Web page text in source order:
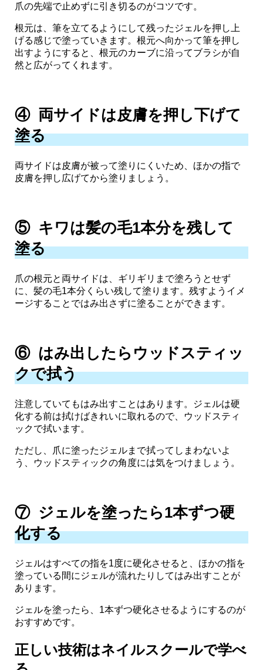
爪の先端で止めずに引き切るのがコツです。
根元は、筆を立てるようにして残ったジェルを押し上
げる感じで塗っていきます。根元へ向かって筆を押し
出すようにすると、根元のカーブに沿ってブラシが自
然と広がってくれます。
④ 両サイドは皮膚を押し下げて
塗る
両サイドは皮膚が被って塗りにくいため、ほかの指で
皮膚を押し広げてから塗りましょう。
⑤ キワは髪の毛1本分を残して
塗る
爪の根元と両サイドは、ギリギリまで塗ろうとせず
に、髪の毛1本分くらい残して塗ります。残すようイメ
ージすることではみ出さずに塗ることができます。
⑥ はみ出したらウッドスティッ
クで拭う
注意していてもはみ出すことはあります。ジェルは硬
化する前は拭けばきれいに取れるので、ウッドスティ
ックで拭います。
ただし、爪に塗ったジェルまで拭ってしまわないよ
う、ウッドスティックの角度には気をつけましょう。
⑦ ジェルを塗ったら1本ずつ硬
化する
ジェルはすべての指を1度に硬化させると、ほかの指を
塗っている間にジェルが流れたりしてはみ出すことが
あります。
ジェルを塗ったら、1本ずつ硬化させるようにするのが
おすすめです。
正しい技術はネイルスクールで学べ